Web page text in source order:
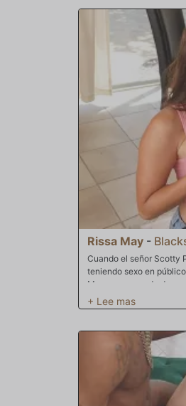
Rissa May -
Cuando el señor Scotty
teniendo sexo en
May se sorprende de
contará a su madre,
con un hombre mayor,
querrán algo más que
sorprende un poco
tetas enormes que
poner duro el pene,
chupar una polla. Lo
es un lugar maravilloso